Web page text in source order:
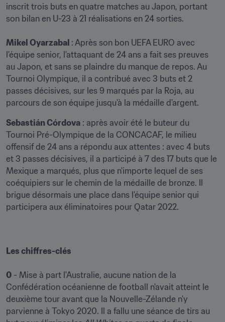
inscrit trois buts en quatre matches au Japon, portant
son bilan en U-23 à 21 réalisations en 24 sorties.
Mikel Oyarzabal : Après son bon UEFA EURO avec
l'équipe senior, l'attaquant de 24 ans a fait ses preuves
au Japon, et sans se plaindre du manque de repos. Au
Tournoi Olympique, il a contribué avec 3 buts et 2
passes décisives, sur les 9 marqués par la Roja, au
parcours de son équipe jusqu'à la médaille d'argent.
Sebastián Córdova : après avoir été le buteur du
Tournoi Pré-Olympique de la CONCACAF, le milieu
offensif de 24 ans a répondu aux attentes : avec 4 buts
et 3 passes décisives, il a participé à 7 des 17 buts que le
Mexique a marqués, plus que n'importe lequel de ses
coéquipiers sur le chemin de la médaille de bronze. Il
brigue désormais une place dans l'équipe senior qui
participera aux éliminatoires pour Qatar 2022.
Les chiffres-clés
0 - Mise à part l'Australie, aucune nation de la
Confédération océanienne de football n'avait atteint le
deuxième tour avant que la Nouvelle-Zélande n'y
parvienne à Tokyo 2020. Il a fallu une séance de tirs au